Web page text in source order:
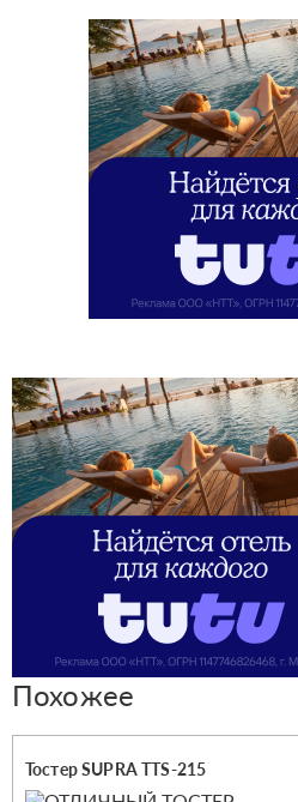
Похожее
Тостер SUPRA TTS-215